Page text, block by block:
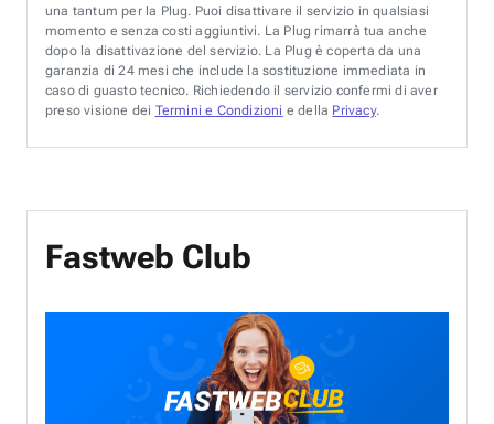
una tantum per la Plug. Puoi disattivare il servizio in qualsiasi
momento e senza costi aggiuntivi. La Plug rimarrà tua anche
dopo la disattivazione del servizio. La Plug è coperta da una
garanzia di 24 mesi che include la sostituzione immediata in
caso di guasto tecnico. Richiedendo il servizio confermi di aver
preso visione dei Termini e Condizioni e della Privacy.
Fastweb Club